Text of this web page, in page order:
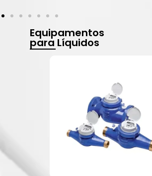
Equipamentos
para Líquidos